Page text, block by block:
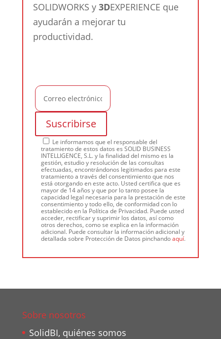
SOLIDWORKS y3DEXPERIENCE que
ayudarán a mejorar tu
productividad.
Le informamos que el responsable del
tratamiento de estos datos es SOLID BUSINESS
INTELLIGENCE, S.L. y la finalidad del mismo es la
gestión, estudio y resolución de las consultas
efectuadas, encontrándonos legitimados para este
tratamiento a través del consentimiento que nos
está otorgando en este acto. Usted certifica que es
mayor de 14 años y que por lo tanto posee la
capacidad legal necesaria para la prestación de este
consentimiento y todo ello, de conformidad con lo
establecido en la Política de Privacidad. Puede usted
acceder, rectificar y suprimir los datos, así como
otros derechos, como se explica en la información
adicional. Puede consultar la información adicional y
detallada sobre Protección de Datos pinchandoaquí.
Sobre nosotros
SolidBI, quiénes somos